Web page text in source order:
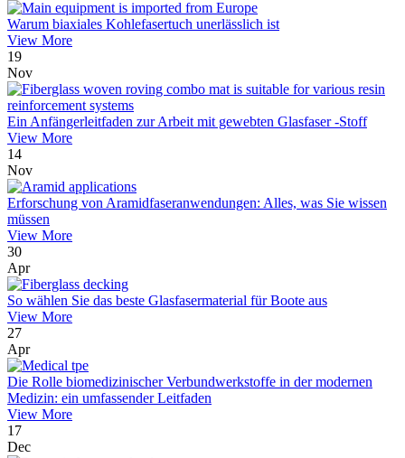
Warum biaxiales Kohlefasertuch unerlässlich ist
View More
19
Nov
Ein Anfängerleitfaden zur Arbeit mit gewebten Glasfaser -Stoff
View More
14
Nov
Erforschung von Aramidfaseranwendungen: Alles, was Sie wissen
müssen
View More
30
Apr
So wählen Sie das beste Glasfasermaterial für Boote aus
View More
27
Apr
Die Rolle biomedizinischer Verbundwerkstoffe in der modernen
Medizin: ein umfassender Leitfaden
View More
17
Dec